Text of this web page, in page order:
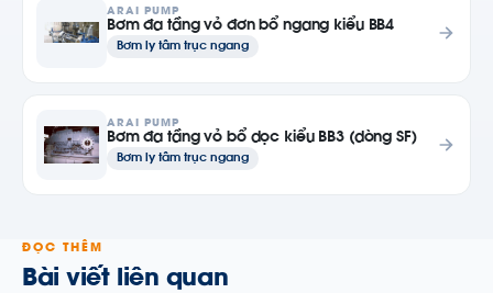
ARAI PUMP
Bơm đa tầng vỏ đơn bổ ngang kiểu BB4
Bơm ly tâm trục ngang
ARAI PUMP
Bơm đa tầng vỏ bổ dọc kiểu BB3 (dòng SF)
Bơm ly tâm trục ngang
ĐỌC THÊM
Bài viết liên quan